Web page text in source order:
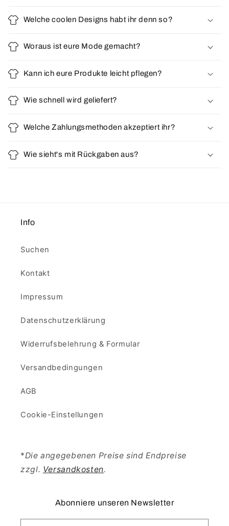
Welche coolen Designs habt ihr denn so?
Woraus ist eure Mode gemacht?
Kann ich eure Produkte leicht pflegen?
Wie schnell wird geliefert?
Welche Zahlungsmethoden akzeptiert ihr?
Wie sieht's mit Rückgaben aus?
Info
Suchen
Kontakt
Impressum
Datenschutzerklärung
Widerrufsbelehrung & Formular
Versandbedingungen
AGB
Cookie-Einstellungen
*Die angegebenen Preise sind Endpreise
zzgl. Versandkosten.
Abonniere unseren Newsletter